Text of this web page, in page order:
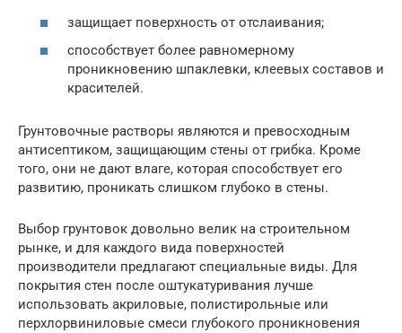
защищает поверхность от отслаивания;
способствует более равномерному
проникновению шпаклевки, клеевых составов и
красителей.
Грунтовочные растворы являются и превосходным
антисептиком, защищающим стены от грибка. Кроме
того, они не дают влаге, которая способствует его
развитию, проникать слишком глубоко в стены.
Выбор грунтовок довольно велик на строительном
рынке, и для каждого вида поверхностей
производители предлагают специальные виды. Для
покрытия стен после оштукатуривания лучше
использовать акриловые, полистирольные или
перхлорвиниловые смеси глубокого проникновения